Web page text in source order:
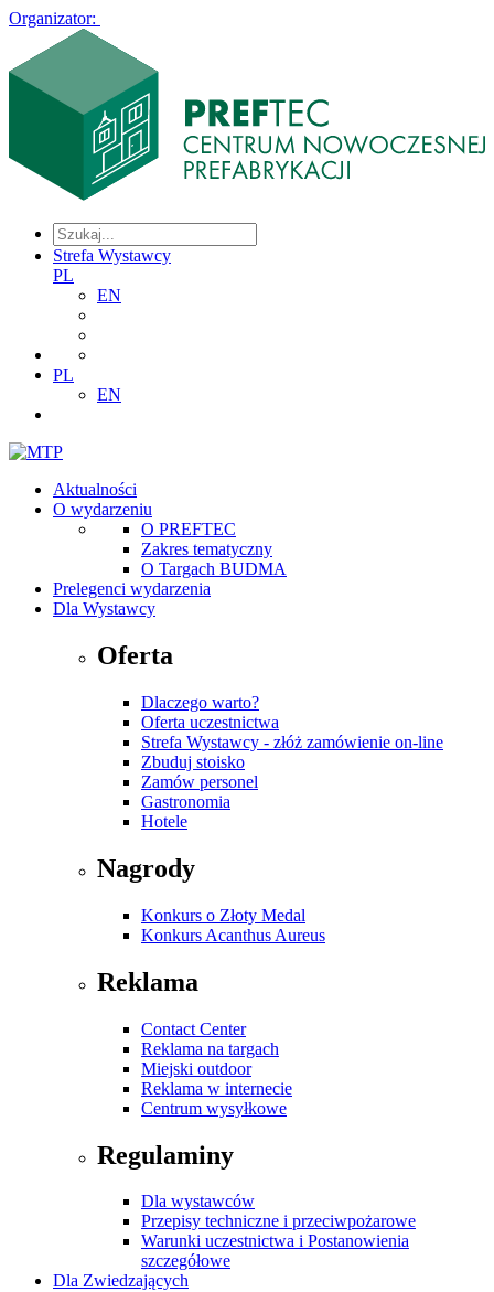
Organizator:
Strefa Wystawcy
PL
EN
PL
EN
Aktualności
O wydarzeniu
O PREFTEC
Zakres tematyczny
O Targach BUDMA
Prelegenci wydarzenia
Dla Wystawcy
Oferta
Dlaczego warto?
Oferta uczestnictwa
Strefa Wystawcy - złóż zamówienie on-line
Zbuduj stoisko
Zamów personel
Gastronomia
Hotele
Nagrody
Konkurs o Złoty Medal
Konkurs Acanthus Aureus
Reklama
Contact Center
Reklama na targach
Miejski outdoor
Reklama w internecie
Centrum wysyłkowe
Regulaminy
Dla wystawców
Przepisy techniczne i przeciwpożarowe
Warunki uczestnictwa i Postanowienia
szczegółowe
Dla Zwiedzających